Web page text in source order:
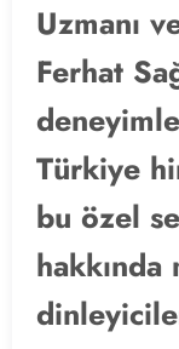
Uzmanı
Ferhat
Türkiye
bu özel